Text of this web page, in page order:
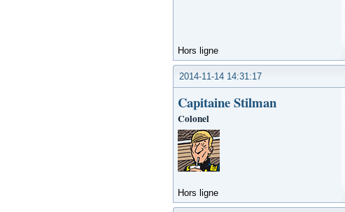
Hors ligne
2014-11-14 14:31:17
Capitaine Stilman
Colonel
Hors ligne